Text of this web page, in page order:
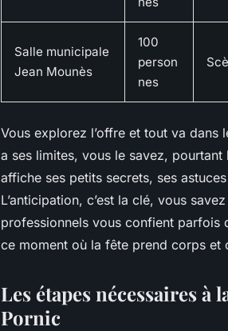
Salle municipale
Jean Mounès
100
person
nes
Vous explorez l’offre et tout va dans
a ses limites, vous le savez,
affiche ses petits secrets, ses
L’anticipation, c’est la clé, vous
professionnels vous confient parfois
ce moment où la fête prend corps et
Les étapes nécessaires à
Pornic